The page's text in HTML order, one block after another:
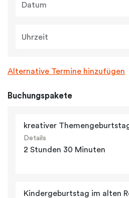
Datum
Uhrzeit
Alternative Termine hinzufügen
Buchungspakete
kreativer
Details
2 Stunden 30 Minuten
Kindergeburtstag im alten